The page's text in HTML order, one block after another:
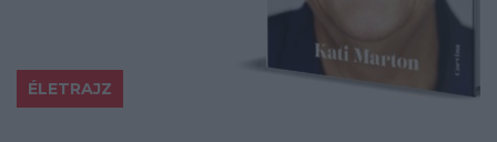
ÉLETRAJZ